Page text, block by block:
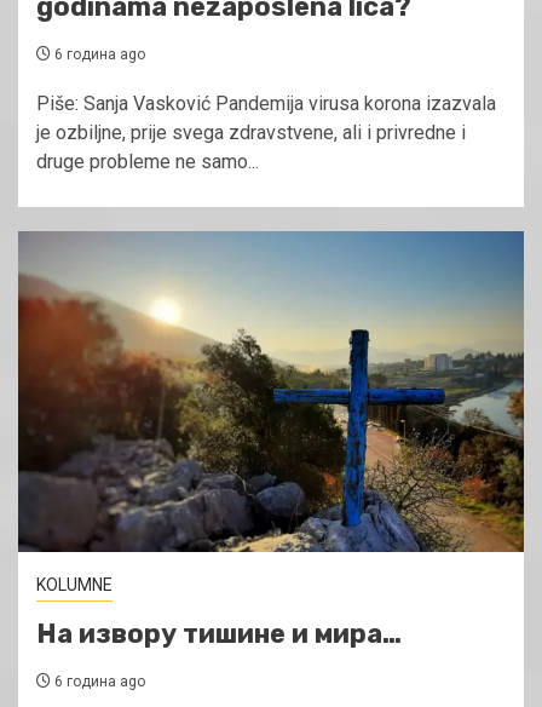
6 година ago
Piše: Sanja Vasković Pandemija virusa korona izazvala
je ozbiljne, prije svega zdravstvene, ali i privredne i
druge probleme ne samo...
KOLUMNE
На извору тишине и мира…
6 година ago